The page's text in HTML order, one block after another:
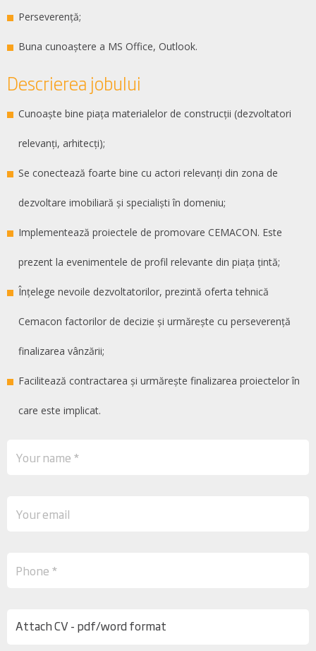
Perseverență;
Buna cunoaștere a MS Office, Outlook.
Descrierea jobului
Cunoaște bine piața materialelor de construcții (dezvoltatori
relevanți, arhitecți);
Se conectează foarte bine cu actori relevanți din zona de
dezvoltare imobiliară și specialiști în domeniu;
Implementează proiectele de promovare CEMACON. Este
prezent la evenimentele de profil relevante din piața țintă;
Înțelege nevoile dezvoltatorilor, prezintă oferta tehnică
Cemacon factorilor de decizie și urmărește cu perseverență
finalizarea vânzării;
Facilitează contractarea și urmărește finalizarea proiectelor în
care este implicat.
Attach CV - pdf/word format